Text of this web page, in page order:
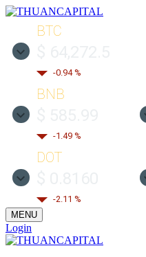
BTC
-0.94 %
BNB
-1.49 %
DOT
-2.11 %
MENU
Login